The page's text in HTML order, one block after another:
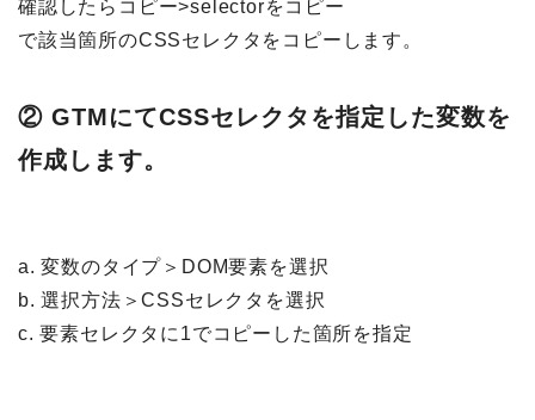
確認したらコピー>selectorをコピー
で該当箇所のCSSセレクタをコピーします。
② GTMにてCSSセレクタを指定した変数を
作成します。
a. 変数のタイプ＞DOM要素を選択
b. 選択方法＞CSSセレクタを選択
c. 要素セレクタに1でコピーした箇所を指定